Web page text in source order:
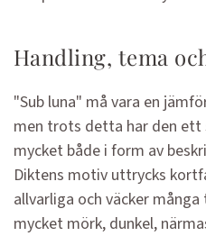
Handling, tema
"Sub luna" må vara en
men trots detta har den
mycket både i form av
Diktens motiv uttrycks
allvarliga och väcker
mycket mörk, dunkel,